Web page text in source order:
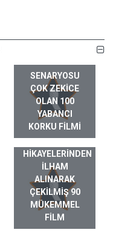
SENARYOSU
ÇOK ZEKICE
OLAN 100
YABANCI
KORKU FILMI
GERÇEK HAYAT
HIKAYELERINDEN
ILHAM
ALINARAK
ÇEKILMIŞ 90
MÜKEMMEL
FILM